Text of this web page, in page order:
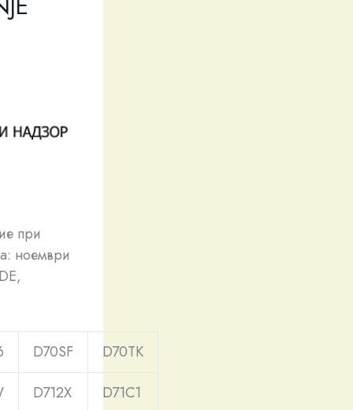
при
ноември
D70SF
D70TK
D712X
D71C1